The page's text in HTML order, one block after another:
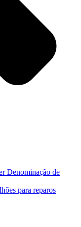
Denominação de
para reparos